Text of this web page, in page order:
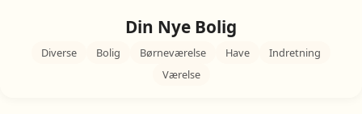
Din Nye Bolig
Diverse Bolig Børneværelse Have
Indretning
Værelse